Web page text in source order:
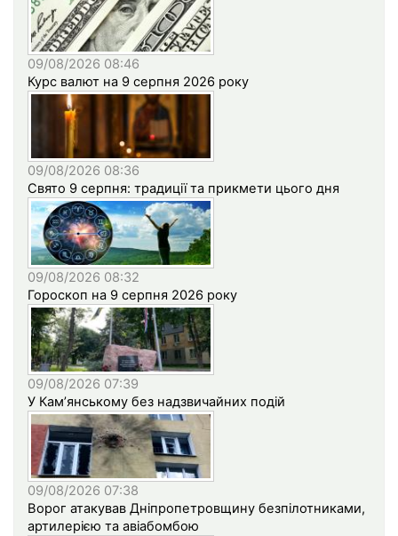
09/08/2026 08:46
Курс валют на 9 серпня 2026 року
09/08/2026 08:36
Свято 9 серпня: традиції та прикмети цього дня
09/08/2026 08:32
Гороскоп на 9 серпня 2026 року
09/08/2026 07:39
У Кам’янському без надзвичайних подій
09/08/2026 07:38
Ворог атакував Дніпропетровщину безпілотниками,
артилерією та авіабомбою